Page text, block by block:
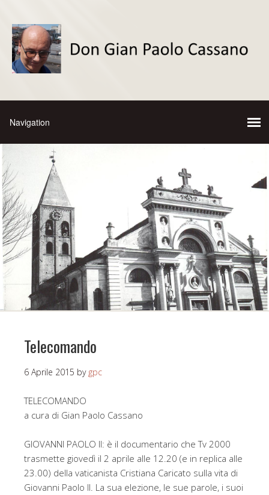
Telecomando
6 Aprile 2015 by gpc
TELECOMANDO
a cura di Gian Paolo Cassano
GIOVANNI PAOLO II: è il documentario che Tv 2000
trasmette giovedì il 2 aprile alle 12.20 (e in replica alle
23.00) della vaticanista Cristiana Caricato sulla vita di
Giovanni Paolo II. La sua elezione, le sue parole, i suoi